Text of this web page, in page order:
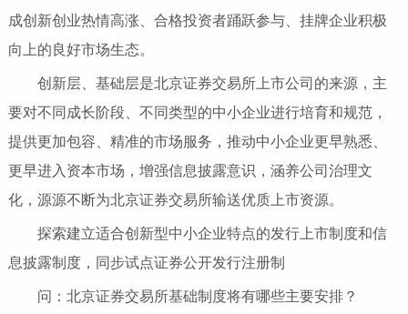
成创新创业热情高涨、合格投资者踊跃参与、挂牌企业积极
向上的良好市场生态。
创新层、基础层是北京证券交易所上市公司的来源，主
要对不同成长阶段、不同类型的中小企业进行培育和规范，
提供更加包容、精准的市场服务，推动中小企业更早熟悉、
更早进入资本市场，增强信息披露意识，涵养公司治理文
化，源源不断为北京证券交易所输送优质上市资源。
探索建立适合创新型中小企业特点的发行上市制度和信
息披露制度，同步试点证券公开发行注册制
问：北京证券交易所基础制度将有哪些主要安排？